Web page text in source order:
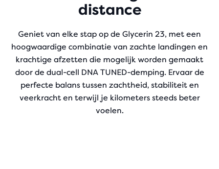
distance
Geniet van elke stap op de Glycerin 23, met een
hoogwaardige combinatie van zachte landingen en
krachtige afzetten die mogelijk worden gemaakt
door de dual-cell DNA TUNED-demping. Ervaar de
perfecte balans tussen zachtheid, stabiliteit en
veerkracht en terwijl je kilometers steeds beter
voelen.